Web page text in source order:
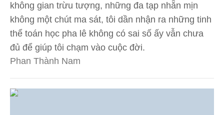
không gian trừu tượng, những đa tạp nhẵn mịn
không một chút ma sát, tôi dần nhận ra những tinh
thể toán học pha lê không có sai số ấy vẫn chưa
đủ để giúp tôi chạm vào cuộc đời.
Phan Thành Nam